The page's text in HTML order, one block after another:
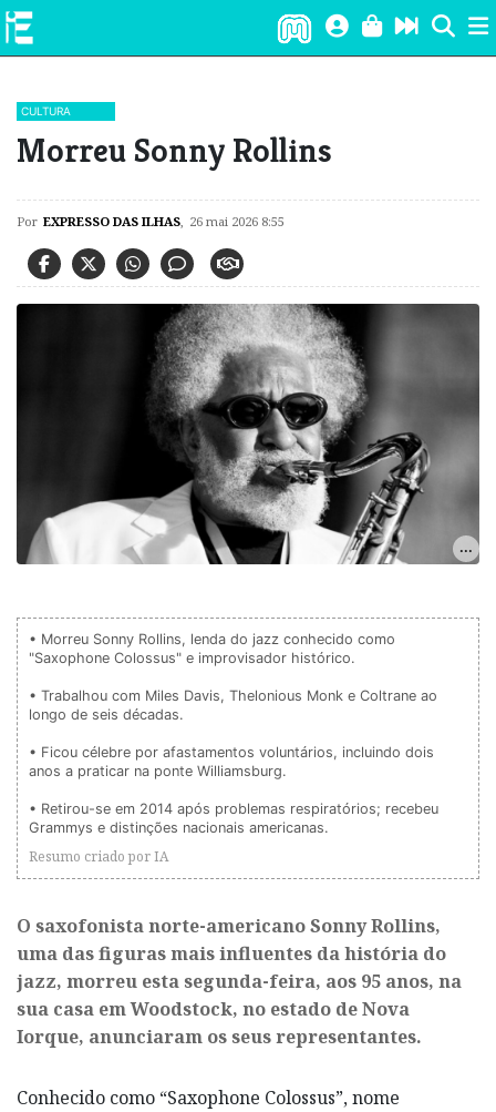
CULTURA
Morreu Sonny Rollins
Por EXPRESSO DAS ILHAS, 26 mai 2026 8:55
• Morreu Sonny Rollins, lenda do jazz conhecido como
"Saxophone Colossus" e improvisador histórico.
• Trabalhou com Miles Davis, Thelonious Monk e Coltrane ao
longo de seis décadas.
• Ficou célebre por afastamentos voluntários, incluindo dois
anos a praticar na ponte Williamsburg.
• Retirou-se em 2014 após problemas respiratórios; recebeu
Grammys e distinções nacionais americanas.
Resumo criado por IA
O saxofonista norte-americano Sonny Rollins,
uma das figuras mais influentes da história do
jazz, morreu esta segunda-feira, aos 95 anos, na
sua casa em Woodstock, no estado de Nova
Iorque, anunciaram os seus representantes.
Conhecido como “Saxophone Colossus”, nome